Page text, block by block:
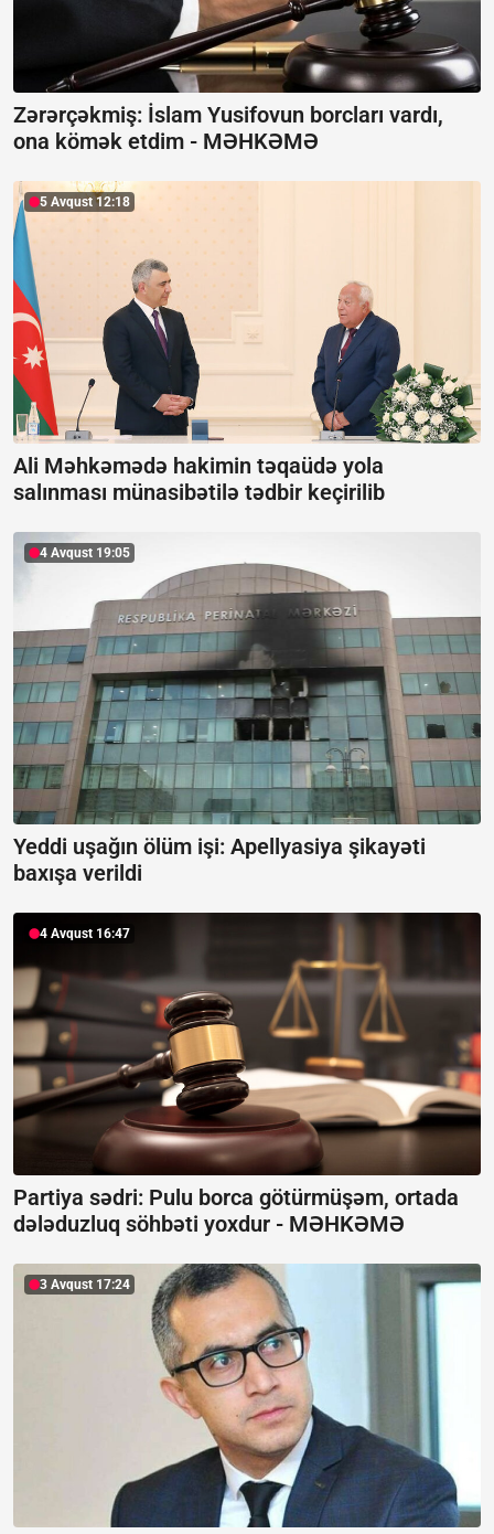
Zərərçəkmiş: İslam Yusifovun borcları vardı,
ona kömək etdim - MƏHKƏMƏ
5 Avqust 12:18
Ali Məhkəmədə hakimin təqaüdə yola
salınması münasibətilə tədbir keçirilib
4 Avqust 19:05
Yeddi uşağın ölüm işi: Apellyasiya şikayəti
baxışa verildi
4 Avqust 16:47
Partiya sədri: Pulu borca götürmüşəm, ortada
dələduzluq söhbəti yoxdur - MƏHKƏMƏ
3 Avqust 17:24